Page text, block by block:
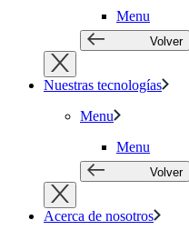
Menu
Volver
Nuestras tecnologías
Menu
Menu
Volver
Acerca de nosotros